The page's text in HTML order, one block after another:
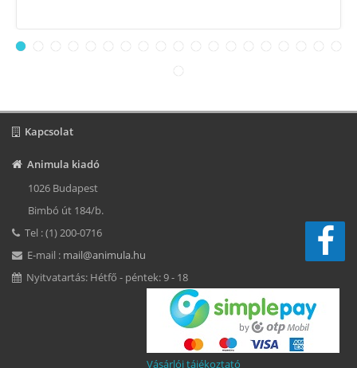
Kapcsolat
Animula kiadó
1026 Budapest
Bimbó út 184/b.
Tel : (1) 200-0716
E-mail : mail@animula.hu
Nyitvatartás: Hétfő - péntek: 9 - 18
Vásárlói tájékoztató